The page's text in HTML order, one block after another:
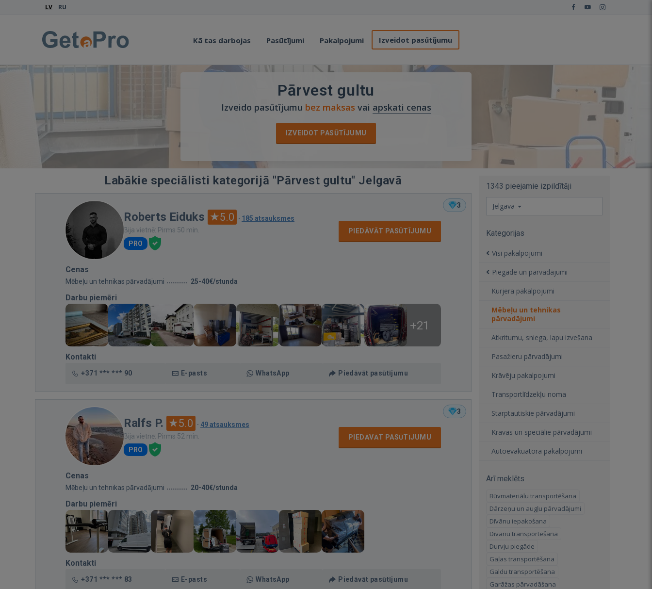
LV RU
Kā tas darbojas Pasūtījumi Pakalpojumi Izveidot pasūtījumu
Pārvest gultu
Izveido pasūtījumu bez maksas vai apskati cenas
IZVEIDOT PASŪTĪJUMU
Labākie speciālisti kategorijā "Pārvest gultu" Jelgavā
3
Roberts Eiduks 5.0 · 185 atsauksmes
Bija vietnē: Pirms 50 min.
PRO
PIEDĀVĀT PASŪTĪJUMU
Cenas
Mēbeļu un tehnikas pārvadājumi 25-40€/stunda
Darbu piemēri
+21
Kontakti
+371 *** *** 90 E-pasts WhatsApp Piedāvāt pasūtījumu
3
Ralfs P. 5.0 · 49 atsauksmes
Bija vietnē: Pirms 52 min.
PRO
PIEDĀVĀT PASŪTĪJUMU
Cenas
Mēbeļu un tehnikas pārvadājumi 20-40€/stunda
Darbu piemēri
Kontakti
+371 *** *** 83 E-pasts WhatsApp Piedāvāt pasūtījumu
1343 pieejamie izpildītāji
Jelgava
Kategorijas
Visi pakalpojumi
Piegāde un pārvadājumi
Kurjera pakalpojumi
Mēbeļu un tehnikas
pārvadājumi
Atkritumu, sniega, lapu izvešana
Pasažieru pārvadājumi
Krāvēju pakalpojumi
Transportlīdzekļu noma
Starptautiskie pārvadājumi
Kravas un speciālie pārvadājumi
Autoevakuatora pakalpojumi
Arī meklēts
Būvmateriālu transportēšana
Dārzeņu un augļu pārvadājumi
Dīvānu iepakošana
Dīvānu transportēšana
Durvju piegāde
Gaļas transportēšana
Galdu transportēšana
Garāžas pārvadāšana